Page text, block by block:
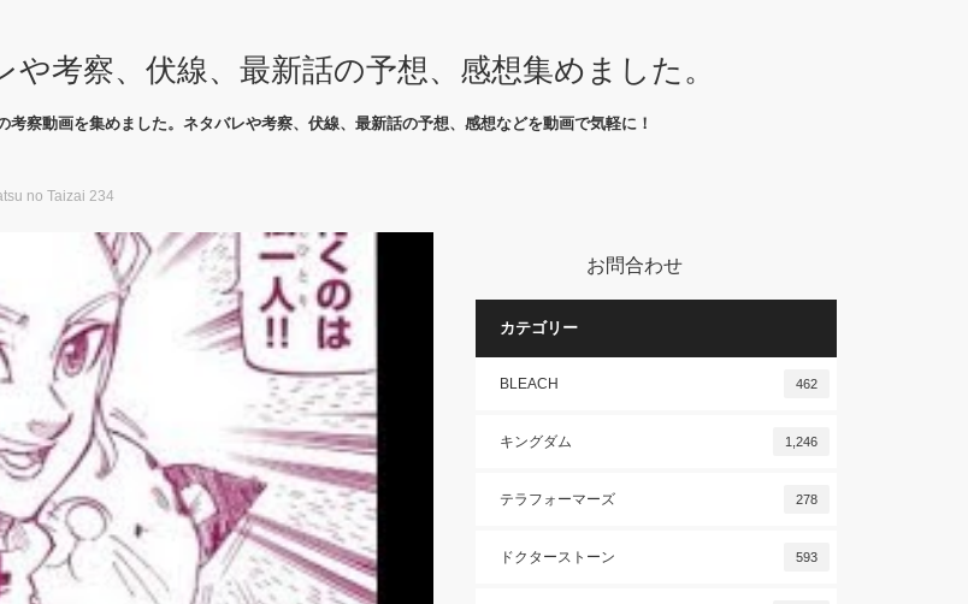
考察、伏線、最新話の予想、感想集めました。
察動画を集めました。ネタバレや考察、伏線、最新話の予想、感想などを動画で気軽に！
no Taizai 234
お問合わせ
カテゴリー
BLEACH 462
キングダム 1,246
テラフォーマーズ 278
ドクターストーン 593